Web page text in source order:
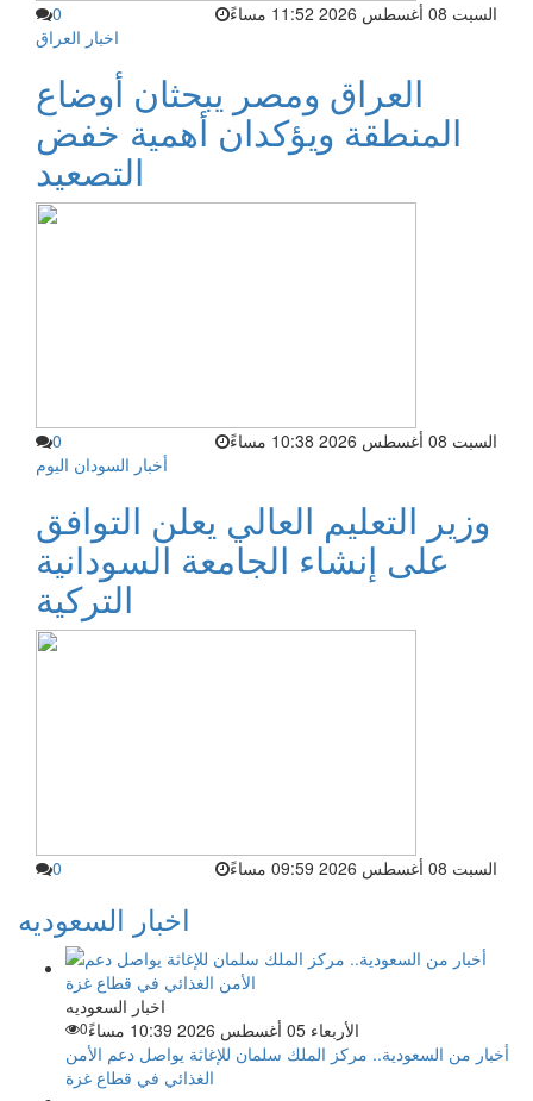
السبت 08 أغسطس 2026 11:52 مساءً
0
اخبار العراق
العراق ومصر يبحثان أوضاع
المنطقة ويؤكدان أهمية خفض
التصعيد
السبت 08 أغسطس 2026 10:38 مساءً
0
أخبار السودان اليوم
وزير التعليم العالي يعلن التوافق
على إنشاء الجامعة السودانية
التركية
السبت 08 أغسطس 2026 09:59 مساءً 0
اخبار السعوديه
اخبار السعوديه
الأربعاء 05 أغسطس 2026 10:39 مساءً
0
أخبار من السعودية.. مركز الملك سلمان للإغاثة يواصل دعم الأمن
الغذائي في قطاع غزة